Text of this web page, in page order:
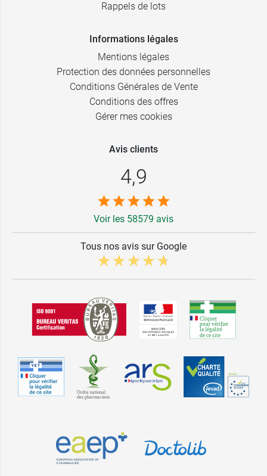
Rappels de lots
Informations légales
Mentions légales
Protection des données personnelles
Conditions Générales de Vente
Conditions des offres
Gérer mes cookies
Avis clients
4,9
Voir les 58579 avis
Tous nos avis sur Google